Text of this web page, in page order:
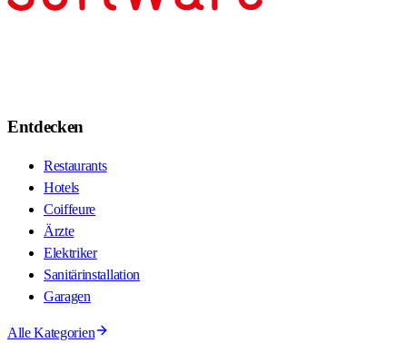
Entdecken
Restaurants
Hotels
Coiffeure
Ärzte
Elektriker
Sanitärinstallation
Garagen
Alle Kategorien